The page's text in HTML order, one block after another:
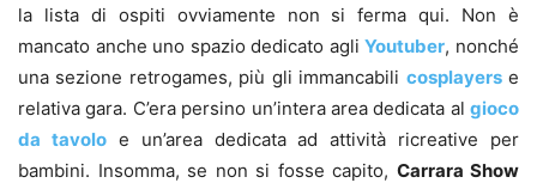
la lista di ospiti ovviamente non si ferma qui. Non è
mancato anche uno spazio dedicato agliYoutuber, nonché
una sezione retrogames, più gli immancabili cosplayerse
relativa gara. C’era persino un’intera area dedicata al gioco
da tavoloe un’area dedicata ad attività ricreative per
bambini. Insomma, se non si fosse capito, Carrara Show